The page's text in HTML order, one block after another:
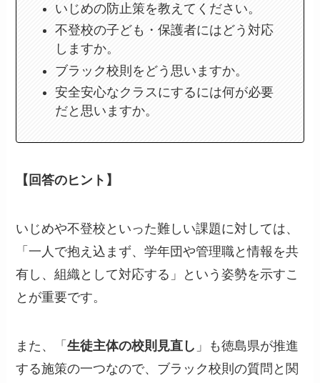
いじめの防止策を教えてください。
不登校の子ども・保護者にはどう対応
しますか。
ブラック校則をどう思いますか。
安全安心なクラスにするには何が必要
だと思いますか。
【回答のヒント】
いじめや不登校といった難しい課題に対しては、
「一人で抱え込まず、学年団や管理職と情報を共
有し、組織として対応する」という姿勢を示すこ
とが重要です。
また、「生徒主体の校則見直し 」も徳島県が推進
する施策の一つなので、ブラック校則の質問と関